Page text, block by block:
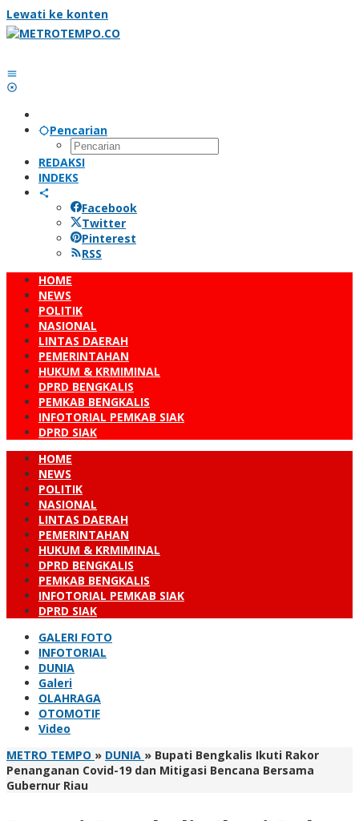
Lewati ke konten
Pencarian
REDAKSI
INDEKS
Facebook
Twitter
Pinterest
RSS
HOME
NEWS
POLITIK
NASIONAL
LINTAS DAERAH
PEMERINTAHAN
HUKUM & KRMIMINAL
DPRD BENGKALIS
PEMKAB BENGKALIS
INFOTORIAL PEMKAB SIAK
DPRD SIAK
HOME
NEWS
POLITIK
NASIONAL
LINTAS DAERAH
PEMERINTAHAN
HUKUM & KRMIMINAL
DPRD BENGKALIS
PEMKAB BENGKALIS
INFOTORIAL PEMKAB SIAK
DPRD SIAK
GALERI FOTO
INFOTORIAL
DUNIA
Galeri
OLAHRAGA
OTOMOTIF
Video
METRO TEMPO » DUNIA » Bupati Bengkalis Ikuti Rakor
Penanganan Covid-19 dan Mitigasi Bencana Bersama
Gubernur Riau